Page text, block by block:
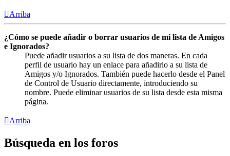
Arriba
¿Cómo se puede añadir o borrar usuarios de mi lista de Amigos
e Ignorados?
Puede añadir usuarios a su lista de dos maneras. En cada
perfil de usuario hay un enlace para añadirlo a su lista de
Amigos y/o Ignorados. También puede hacerlo desde el Panel
de Control de Usuario directamente, introduciendo su
nombre. Puede eliminar usuarios de su lista desde esta misma
página.
Arriba
Búsqueda en los foros